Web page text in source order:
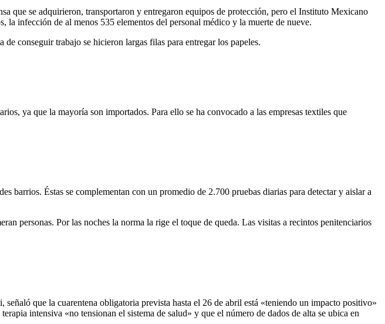
que se adquirieron, transportaron y entregaron equipos de protección, pero el Instituto Mexicano
infección de al menos 535 elementos del personal médico y la muerte de nueve.
de conseguir trabajo se hicieron largas filas para entregar los papeles.
ya que la mayoría son importados. Para ello se ha convocado a las empresas textiles que
barrios. Éstas se complementan con un promedio de 2.700 pruebas diarias para detectar y aislar a
personas. Por las noches la norma la rige el toque de queda. Las visitas a recintos penitenciarios
que la cuarentena obligatoria prevista hasta el 26 de abril está «teniendo un impacto positivo»
intensiva «no tensionan el sistema de salud» y que el número de dados de alta se ubica en